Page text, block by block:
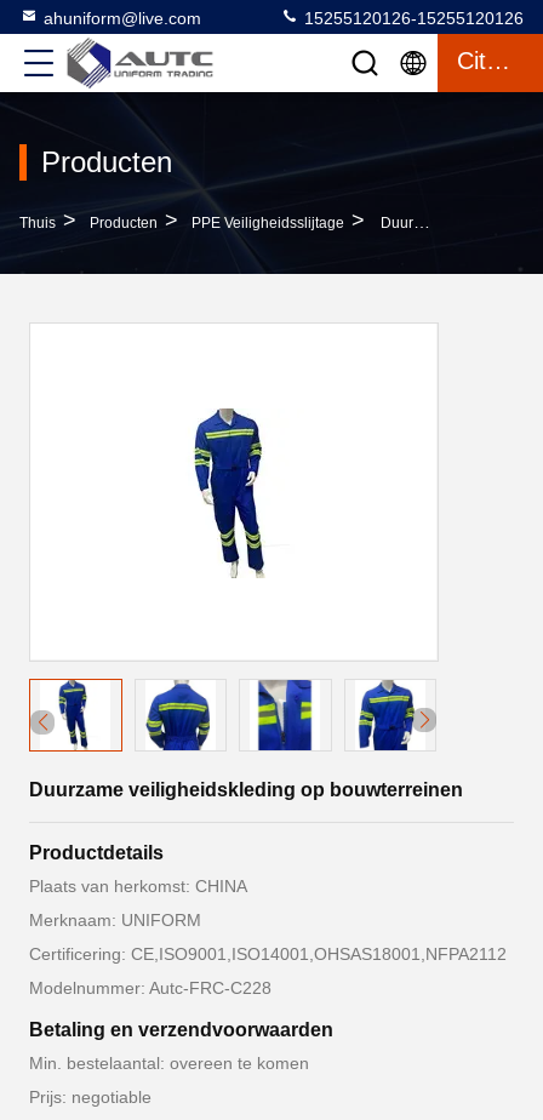
ahuniform@live.com 15255120126-15255120126
Citaat
Producten
Thuis > Producten > PPE Veiligheidsslijtage > Duurzame Veiligheidskleding Op Bouwterreinen
Duurzame veiligheidskleding op bouwterreinen
Productdetails
Plaats van herkomst: CHINA
Merknaam: UNIFORM
Certificering: CE,ISO9001,ISO14001,OHSAS18001,NFPA2112
Modelnummer: Autc-FRC-C228
Betaling en verzendvoorwaarden
Min. bestelaantal: overeen te komen
Prijs: negotiable